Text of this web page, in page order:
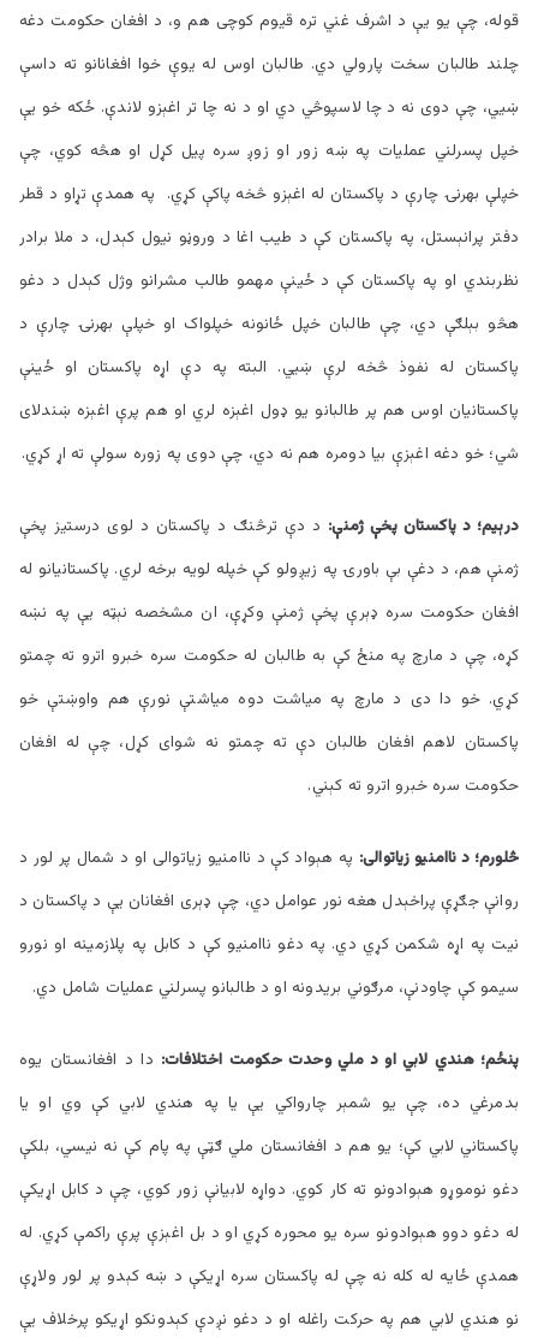
قوله، چې یو یې د اشرف غني تره قیوم کوچی هم و، د افغان حکومت دغه
چلند طالبان سخت پارولي دي. طالبان اوس له یوې خوا افغانانو ته داسې
ښيي، چې دوی نه د چا لاسپوڅي دي او د نه چا تر اغېزو لاندې. ځکه خو یې
خپل پسرلني عملیات په ښه زور او زوږ سره پيل کړل او هڅه کوي، چې
خپلې بهرنۍ چارې د پاکستان له اغېزو څخه پاکې کړي. په همدې تړاو د قطر
دفتر پرانېستل، په پاکستان کې د طيب اغا د وروڼو نيول کېدل، د ملا برادر
نظربندي او په پاکستان کې د ځينې مهمو طالب مشرانو وژل کېدل د دغو
هڅو بېلګې دي، چې طالبان خپل ځانونه خپلواک او خپلې بهرنۍ چارې د
پاکستان له نفوذ څخه لرې ښيي. البته په دې اړه پاکستان او ځینې
پاکستانیان اوس هم پر طالبانو یو ډول اغېزه لري او هم پرې اغېزه ښندلای
شي؛ خو دغه اغېزې بیا دومره هم نه دي، چې دوی په زوره سولې ته اړ کړي.
درېیم؛ د پاکستان پخې ژمنې: د دې ترڅنګ د پاکستان د لوی درستیز پخې
ژمنې هم، د دغې بې باورۍ په زیږولو کې خپله لویه برخه لري. پاکستانیانو له
افغان حکومت سره ډېرې پخې ژمنې وکړې، ان مشخصه نېټه يې په نښه
کړه، چې د مارچ په منځ کې به طالبان له حکومت سره خبرو اترو ته چمتو
کړي. خو دا دی د مارچ په میاشت دوه میاشتې نورې هم واوښتې خو
پاکستان لاهم افغان طالبان دې ته چمتو نه شوای کړل، چې له افغان
حکومت سره خبرو اترو ته کېني.
څلورم؛ د ناامنیو زیاتوالی: په هېواد کې د ناامنیو زیاتوالی او د شمال پر لور د
روانې جګړې پراخېدل هغه نور عوامل دي، چې ډېری افغانان يې د پاکستان د
نیت په اړه شکمن کړي دي. په دغو ناامنیو کې د کابل په پلازمینه او نورو
سیمو کې چاودنې، مرګوني بریدونه او د طالبانو پسرلني عملیات شامل دي.
پنځم؛ هندي لابي او د ملي وحدت حکومت اختلافات: دا د افغانستان یوه
بدمرغي ده، چې یو شمېر چارواکي یې یا په هندي لابي کې وي او یا
پاکستاني لابي کې؛ یو هم د افغانستان ملي ګټې په پام کې نه نیسي، بلکې
دغو نوموړو هېوادونو ته کار کوي. دواړه لابیانې زور کوي، چې د کابل اړیکې
له دغو دوو هېوادونو سره یو محوره کړي او د بل اغېزې پرې راکمې کړي. له
همدې ځایه له کله نه چې له پاکستان سره اړیکې د ښه کېدو پر لور ولاړې
نو هندي لابي هم په حرکت راغله او د دغو نږدې کېدونکو اړیکو پرخلاف یې